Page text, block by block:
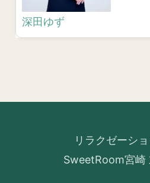
深田ゆず
リラクゼーシ
SweetRoom宮崎